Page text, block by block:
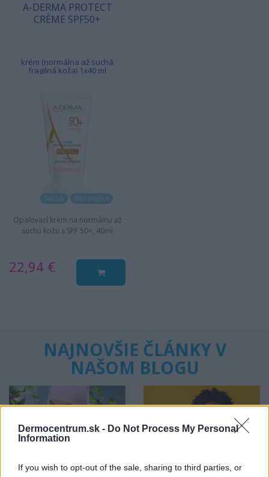
Dermocentrum.sk - Do Not Process My Personal
Information
If you wish to opt-out of the sale, sharing to third parties, or
A-DERMA PROTECT
CRÈME SPF50+
krém (normálna až suchá
fragilná koža) 1x40 ml
Suchá Normálna
Opaľovací krém na normálnu až
suchú kožu s SPF 50+, 40ml
22,94 €
NAJNOVŠIE ČLÁNKY V
NAŠOM BLOGU